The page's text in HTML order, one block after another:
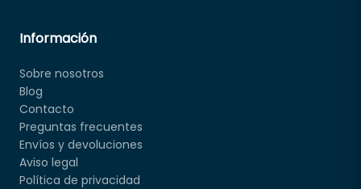
Información
Sobre nosotros
Blog
Contacto
Preguntas frecuentes
Envíos y devoluciones
Aviso legal
Política de privacidad